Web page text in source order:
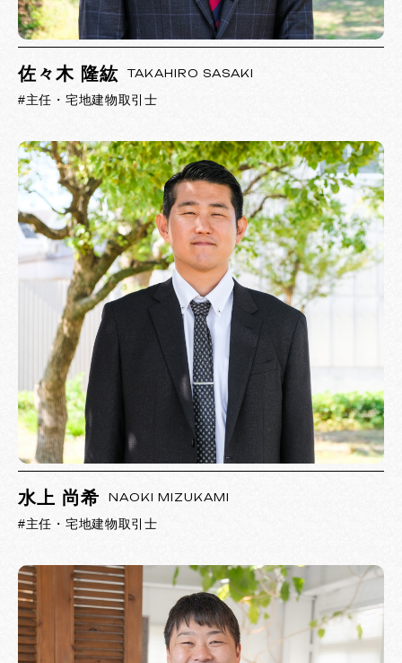
佐々木 隆紘 TAKAHIRO SASAKI
#主任・宅地建物取引士
水上 尚希 NAOKI MIZUKAMI
#主任・宅地建物取引士